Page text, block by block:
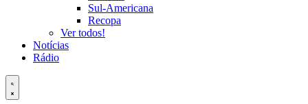
Sul-Americana
Recopa
Ver todos!
Notícias
Rádio